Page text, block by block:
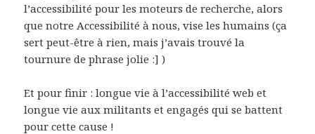
l’accessibilité pour les moteurs de recherche, alors
que notre Accessibilité à nous, vise les humains (ça
sert peut-être à rien, mais j’avais trouvé la
tournure de phrase jolie :] )
Et pour finir : longue vie à l’accessibilité web et
longue vie aux militants et engagés qui se battent
pour cette cause !